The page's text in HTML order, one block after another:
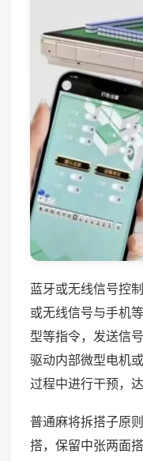
蓝牙或无线信号控
或无线信号与手机
型等指令，发送信
驱动内部微型电机
过程中进行干预，
普通麻将拆搭子原
搭，保留中张两面